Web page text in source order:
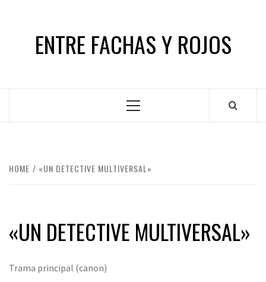
ENTRE FACHAS Y ROJOS
Primary
HOME «UN DETECTIVE MULTIVERSAL»
«UN DETECTIVE MULTIVERSAL»
Trama principal (canon)